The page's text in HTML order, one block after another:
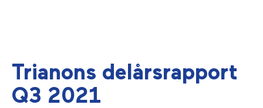
Trianons delårsrapport
Q3 2021